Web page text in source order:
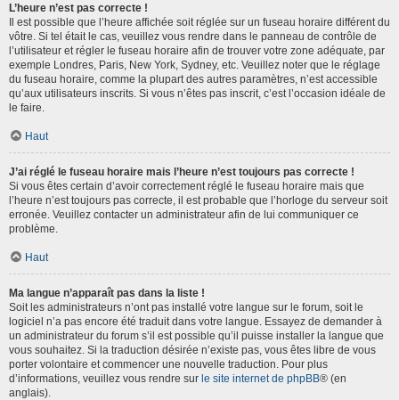
L’heure n’est pas correcte !
Il est possible que l’heure affichée soit réglée sur un fuseau horaire différent du
vôtre. Si tel était le cas, veuillez vous rendre dans le panneau de contrôle de
l’utilisateur et régler le fuseau horaire afin de trouver votre zone adéquate, par
exemple Londres, Paris, New York, Sydney, etc. Veuillez noter que le réglage
du fuseau horaire, comme la plupart des autres paramètres, n’est accessible
qu’aux utilisateurs inscrits. Si vous n’êtes pas inscrit, c’est l’occasion idéale de
le faire.
Haut
J’ai réglé le fuseau horaire mais l’heure n’est toujours pas correcte !
Si vous êtes certain d’avoir correctement réglé le fuseau horaire mais que
l’heure n’est toujours pas correcte, il est probable que l’horloge du serveur soit
erronée. Veuillez contacter un administrateur afin de lui communiquer ce
problème.
Haut
Ma langue n’apparaît pas dans la liste !
Soit les administrateurs n’ont pas installé votre langue sur le forum, soit le
logiciel n’a pas encore été traduit dans votre langue. Essayez de demander à
un administrateur du forum s’il est possible qu’il puisse installer la langue que
vous souhaitez. Si la traduction désirée n’existe pas, vous êtes libre de vous
porter volontaire et commencer une nouvelle traduction. Pour plus
d’informations, veuillez vous rendre sur le site internet de phpBB® (en
anglais).